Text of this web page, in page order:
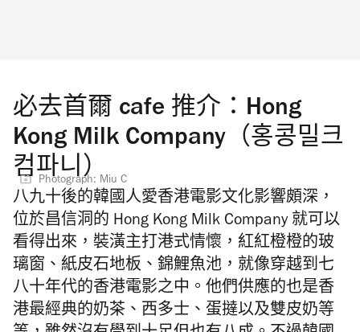
必去首爾 cafe 推介：Hong
Kong Milk Company（홍콩밀크
컴파니）
Photograph: Miu C
八九十後的韓國人愛香港電影文化影響頗深，
位於昌信洞的 Hong Kong Milk Company 就可以
看得出來，裝潢主打港式情懷，紅紅橙橙的玻
璃窗、紙皮石地板、錦鯉魚池，就像穿越到七
八十年代的香港電影之中。他們供應的也是香
港最經典的奶茶、西多士、蛋撻以及雙皮奶等